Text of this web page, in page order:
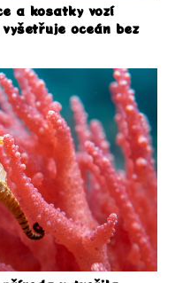
a kosatky vozí
oceán bez